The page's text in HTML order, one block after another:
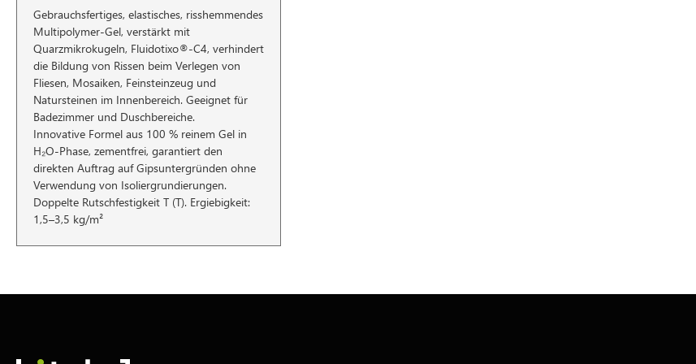
Gebrauchsfertiges, elastisches, risshemmendes
Multipolymer-Gel, verstärkt mit
Quarzmikrokugeln, Fluidotixo®-C4, verhindert
die Bildung von Rissen beim Verlegen von
Fliesen, Mosaiken, Feinsteinzeug und
Natursteinen im Innenbereich. Geeignet für
Badezimmer und Duschbereiche.
Innovative Formel aus 100 % reinem Gel in
H₂O-Phase, zementfrei, garantiert den
direkten Auftrag auf Gipsuntergründen ohne
Verwendung von Isoliergrundierungen.
Doppelte Rutschfestigkeit T (T). Ergiebigkeit:
1,5–3,5 kg/m²